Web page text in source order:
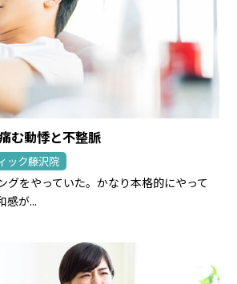
む動悸と不整脈
ック藤沢院
グをやっていた。かなり本格的にやって
感が...